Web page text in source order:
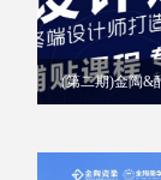
(第二期)金陶&
软件产品铺贴